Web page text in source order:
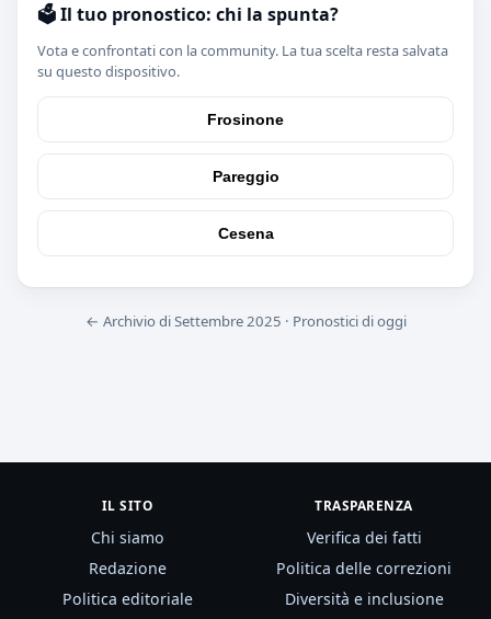
🗳️ Il tuo pronostico: chi la spunta?
Vota e confrontati con la community. La tua scelta resta salvata
su questo dispositivo.
Frosinone
Pareggio
Cesena
← Archivio di Settembre 2025 · Pronostici di oggi
IL SITO
Chi siamo
Redazione
Politica editoriale
TRASPARENZA
Verifica dei fatti
Politica delle correzioni
Diversità e inclusione